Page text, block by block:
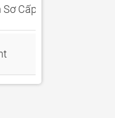
Sơ Cấp